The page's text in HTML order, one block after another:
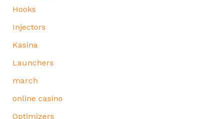
Hooks
Injectors
Kasina
Launchers
march
online casino
Optimizers